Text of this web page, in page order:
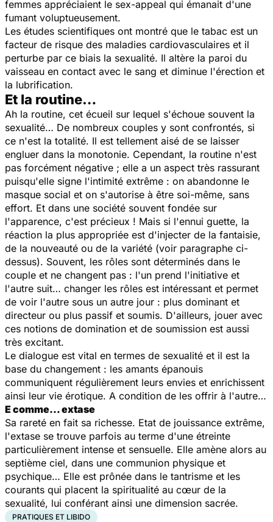
femmes appréciaient le sex-appeal qui émanait d'une
fumant voluptueusement.
Les études scientifiques ont montré que le tabac est un
facteur de risque des maladies cardiovasculaires et il
perturbe par ce biais la sexualité. Il altère la paroi du
vaisseau en contact avec le sang et diminue l'érection et
la lubrification.
Et la routine…
Ah la routine, cet écueil sur lequel s'échoue souvent la
sexualité… De nombreux couples y sont confrontés, si
ce n'est la totalité. Il est tellement aisé de se laisser
engluer dans la monotonie. Cependant, la routine n'est
pas forcément négative ; elle a un aspect très rassurant
puisqu'elle signe l'intimité extrême : on abandonne le
masque social et on s'autorise à être soi-même, sans
effort. Et dans une société souvent fondée sur
l'apparence, c'est précieux ! Mais si l'ennui guette, la
réaction la plus appropriée est d'injecter de la fantaisie,
de la nouveauté ou de la variété (voir paragraphe ci-
dessus). Souvent, les rôles sont déterminés dans le
couple et ne changent pas : l'un prend l'initiative et
l'autre suit… changer les rôles est intéressant et permet
de voir l'autre sous un autre jour : plus dominant et
directeur ou plus passif et soumis. D'ailleurs, jouer avec
ces notions de domination et de soumission est aussi
très excitant.
Le dialogue est vital en termes de sexualité et il est la
base du changement : les amants épanouis
communiquent régulièrement leurs envies et enrichissent
ainsi leur vie érotique. A condition de les offrir à l'autre…
E comme… extase
Sa rareté en fait sa richesse. Etat de jouissance extrême,
l'extase se trouve parfois au terme d'une étreinte
particulièrement intense et sensuelle. Elle amène alors au
septième ciel, dans une communion physique et
psychique… Elle est prônée dans le tantrisme et les
courants qui placent la spiritualité au cœur de la
sexualité, lui conférant ainsi une dimension sacrée.
PRATIQUES ET LIBIDO